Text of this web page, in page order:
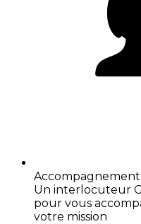
Un interlocuteur
pour vous
votre mission